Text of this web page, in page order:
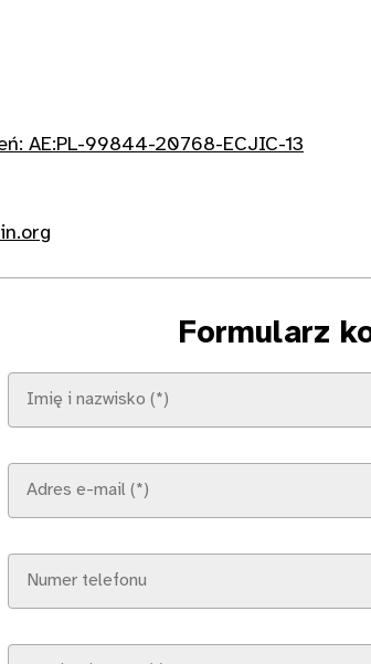
AE:PL-99844-20768-ECJIC-13
Formularz